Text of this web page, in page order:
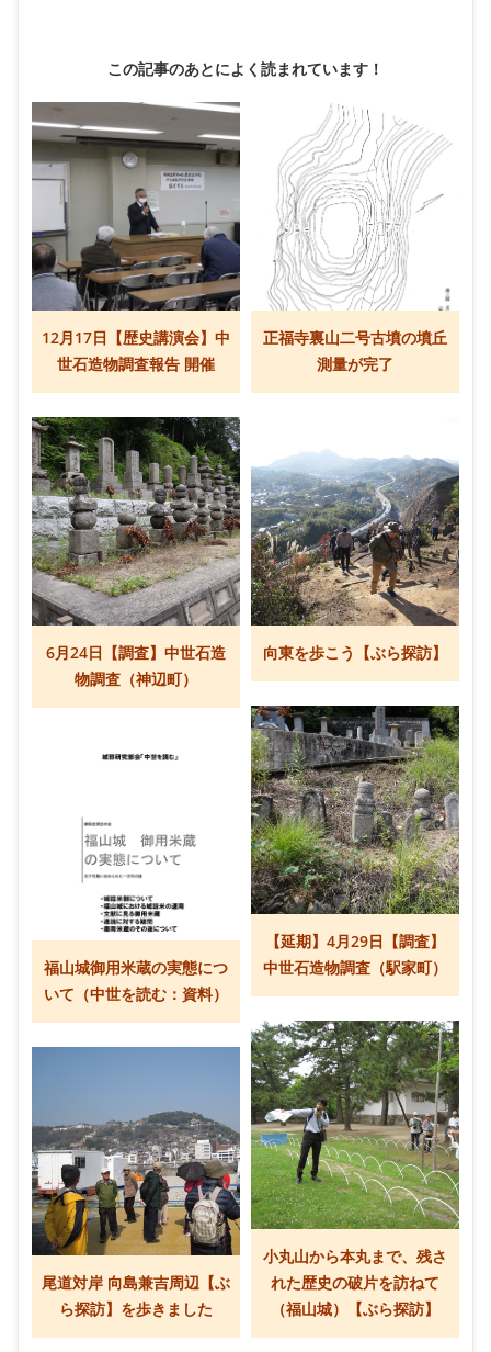
この記事のあとによく読まれています！
12月17日【歴史講演会】中
世石造物調査報告 開催
正福寺裏山二号古墳の墳丘
測量が完了
6月24日【調査】中世石造
物調査（神辺町）
向東を歩こう【ぶら探訪】
【延期】4月29日【調査】
中世石造物調査（駅家町）
福山城御用米蔵の実態につ
いて（中世を読む：資料）
小丸山から本丸まで、残さ
れた歴史の破片を訪ねて
（福山城）【ぶら探訪】
尾道対岸 向島兼吉周辺【ぶ
ら探訪】を歩きました